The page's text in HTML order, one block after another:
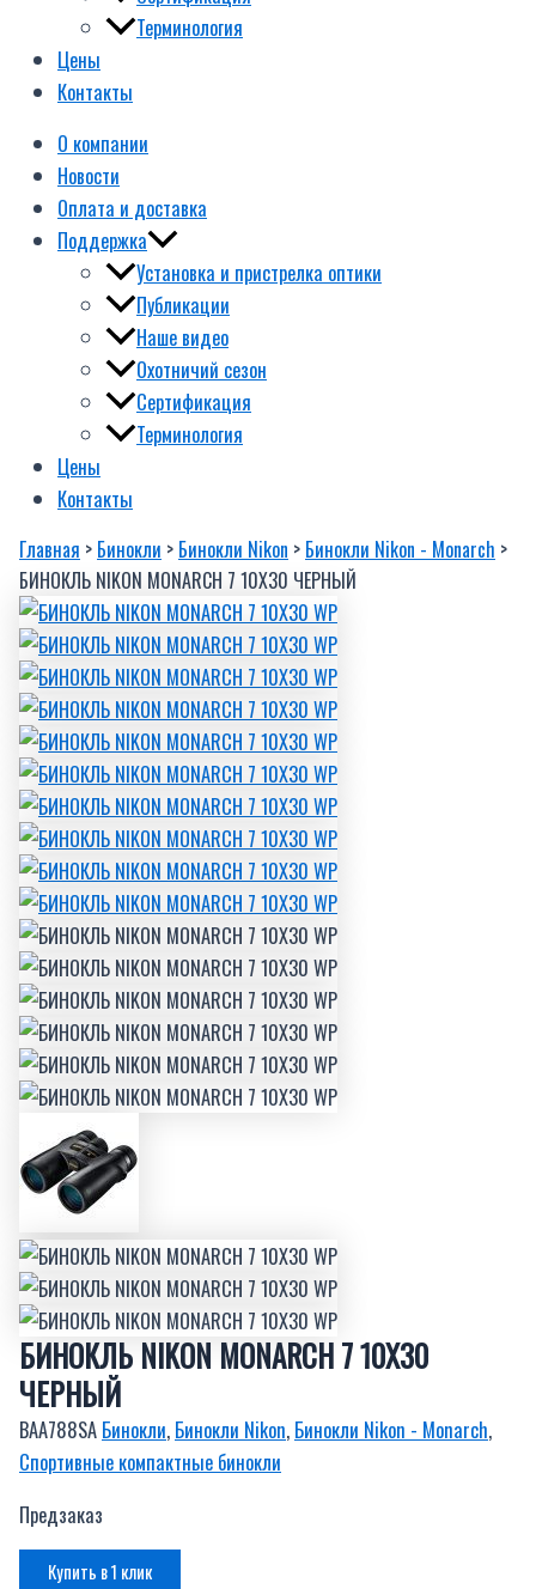
Терминология
Цены
Контакты
О компании
Новости
Оплата и доставка
Поддержка
Установка и пристрелка оптики
Публикации
Наше видео
Охотничий сезон
Сертификация
Терминология
Цены
Контакты
Главная > Бинокли > Бинокли Nikon > Бинокли Nikon - Monarch >
БИНОКЛЬ NIKON MONARCH 7 10X30 ЧЕРНЫЙ
БИНОКЛЬ NIKON MONARCH 7 10X30
ЧЕРНЫЙ
BAA788SA Бинокли, Бинокли Nikon, Бинокли Nikon - Monarch,
Спортивные компактные бинокли
Предзаказ
Купить в 1 клик